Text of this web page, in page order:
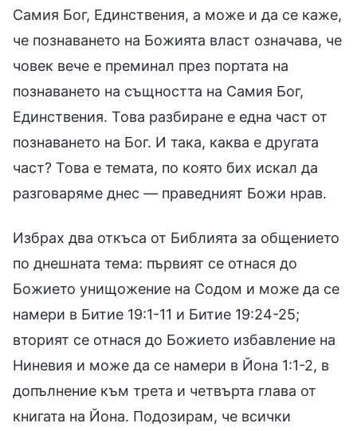
Самия Бог, Единствения, а може и да се каже,
че познаването на Божията власт означава, че
човек вече е преминал през портата на
познаването на същността на Самия Бог,
Единствения. Това разбиране е една част от
познаването на Бог. И така, каква е другата
част? Това е темата, по която бих искал да
разговаряме днес — праведният Божи нрав.
Избрах два откъса от Библията за общението
по днешната тема: първият се отнася до
Божието унищожение на Содом и може да се
намери в Битие 19:1-11 и Битие 19:24-25;
вторият се отнася до Божието избавление на
Ниневия и може да се намери в Йона 1:1-2, в
допълнение към трета и четвърта глава от
книгата на Йона. Подозирам, че всички